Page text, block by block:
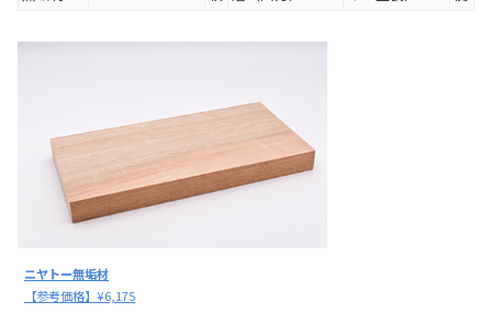
ニヤトー無垢材
【参考価格】¥6,175